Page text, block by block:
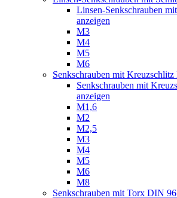
Linsen-Senkschrauben
anzeigen
M3
M4
M5
M6
Senkschrauben mit
Senkschrauben mit
anzeigen
M1,6
M2
M2,5
M3
M4
M5
M6
M8
Senkschrauben mit Torx DIN